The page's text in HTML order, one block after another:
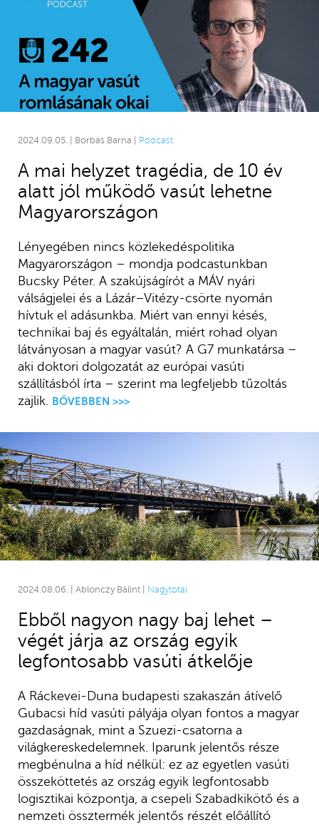
2024.09.05. | Borbás Barna | Podcast
A mai helyzet tragédia, de 10 év
alatt jól működő vasút lehetne
Magyarországon
Lényegében nincs közlekedéspolitika
Magyarországon – mondja podcastunkban
Bucsky Péter. A szakújságírót a MÁV nyári
válságjelei és a Lázár–Vitézy-csörte nyomán
hívtuk el adásunkba. Miért van ennyi késés,
technikai baj és egyáltalán, miért rohad olyan
látványosan a magyar vasút? A G7 munkatársa –
aki doktori dolgozatát az európai vasúti
szállításból írta – szerint ma legfeljebb tűzoltás
zajlik. BŐVEBBEN >>>
2024.08.06. | Ablonczy Bálint | Nagytotál
Ebből nagyon nagy baj lehet –
végét járja az ország egyik
legfontosabb vasúti átkelője
A Ráckevei-Duna budapesti szakaszán átívelő
Gubacsi híd vasúti pályája olyan fontos a magyar
gazdaságnak, mint a Szuezi-csatorna a
világkereskedelemnek. Iparunk jelentős része
megbénulna a híd nélkül: ez az egyetlen vasúti
összeköttetés az ország egyik legfontosabb
logisztikai központja, a csepeli Szabadkikötő és a
nemzeti össztermék jelentős részét előállító